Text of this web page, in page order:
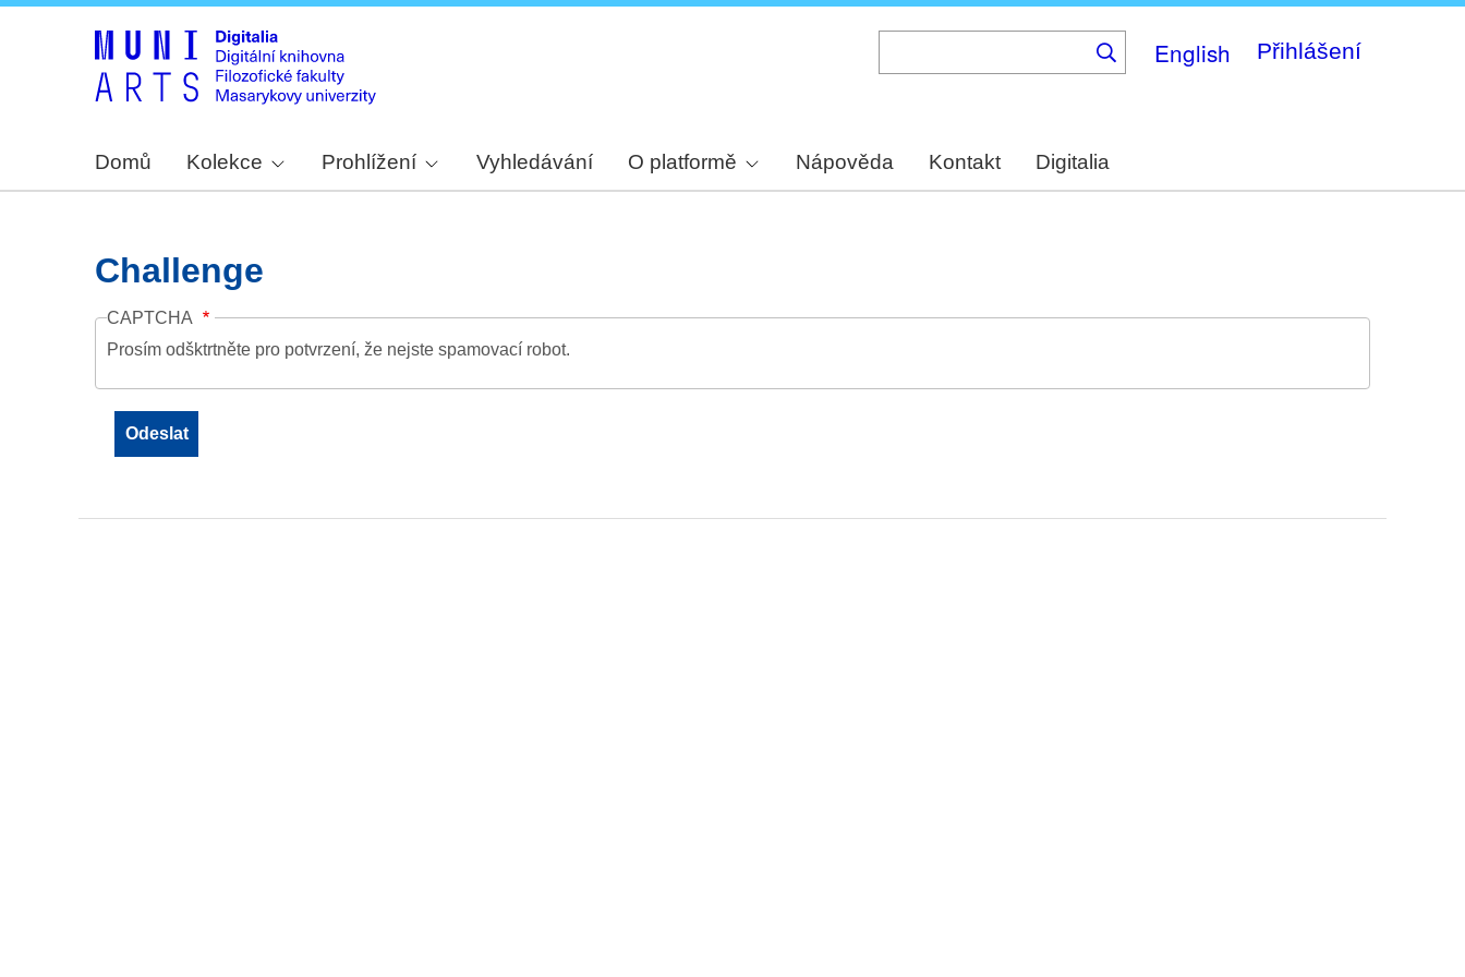
English Přihlášení
Domů Kolekce Prohlížení Vyhledávání O platformě Nápověda Kontakt Digitalia
Challenge
CAPTCHA
Prosím odšktrtněte pro potvrzení, že nejste spamovací robot.